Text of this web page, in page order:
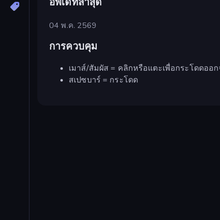
04 พ.ค. 2569
การควบคุม
เมาส์/สัมผัส = คลิกหรือแตะเพื่อกระโดดออ
สเปซบาร์ = กระโดด